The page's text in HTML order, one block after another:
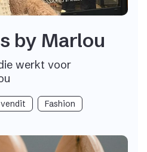
by Marlou
werkt voor
vendit Fashion